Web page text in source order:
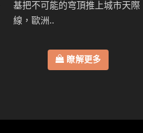
基把不可能的穹頂推上城市天際
線，歐洲..
瞭解更多